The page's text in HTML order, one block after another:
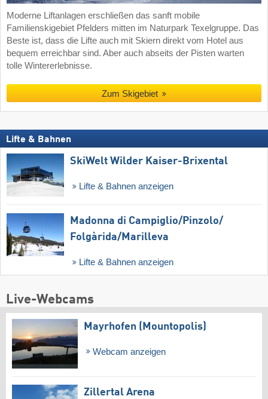
Moderne Liftanlagen erschließen das sanft mobile
Familienskigebiet Pfelders mitten im Naturpark Texelgruppe. Das
Beste ist, dass die Lifte auch mit Skiern direkt vom Hotel aus
bequem erreichbar sind. Aber auch abseits der Pisten warten
tolle Wintererlebnisse.
Zum Skigebiet
Lifte & Bahnen
SkiWelt Wilder Kaiser-Brixental
Lifte & Bahnen anzeigen
Madonna di Campiglio/​Pinzolo/​
Folgàrida/​Marilleva
Lifte & Bahnen anzeigen
Live-Webcams
Mayrhofen (Mountopolis)
Webcam anzeigen
Zillertal Arena